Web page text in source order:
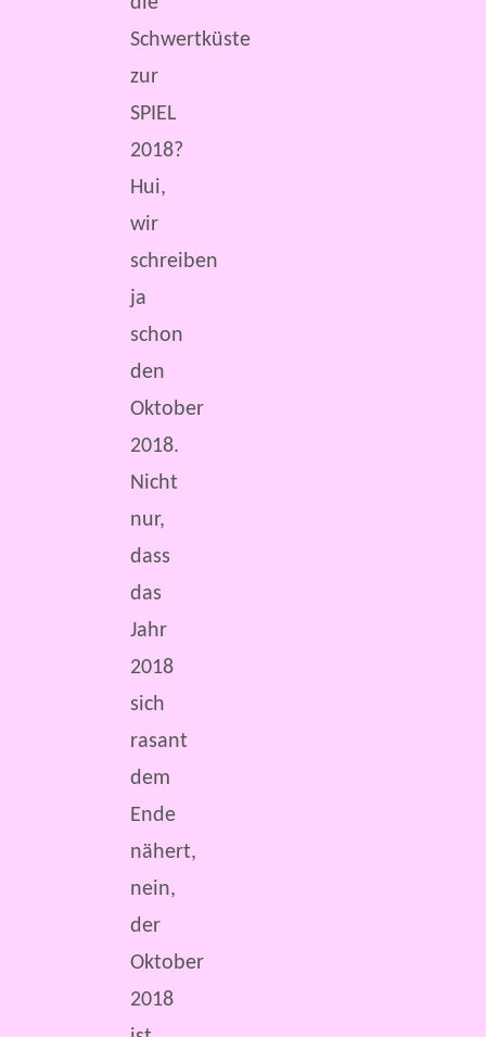
Schwertküste
zur
SPIEL
2018?
Hui,
wir
schreiben
ja
schon
den
Oktober
2018.
Nicht
nur,
dass
das
Jahr
2018
sich
rasant
dem
Ende
nähert,
nein,
der
Oktober
2018